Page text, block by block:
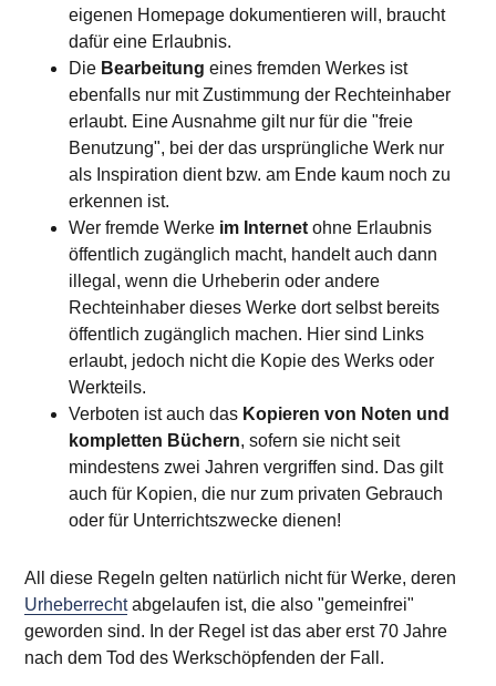
eigenen Homepage dokumentieren will, braucht
dafür eine Erlaubnis.
Die Bearbeitung eines fremden Werkes ist
ebenfalls nur mit Zustimmung der Rechteinhaber
erlaubt. Eine Ausnahme gilt nur für die "freie
Benutzung", bei der das ursprüngliche Werk nur
als Inspiration dient bzw. am Ende kaum noch zu
erkennen ist.
Wer fremde Werke im Internet ohne Erlaubnis
öffentlich zugänglich macht, handelt auch dann
illegal, wenn die Urheberin oder andere
Rechteinhaber dieses Werke dort selbst bereits
öffentlich zugänglich machen. Hier sind Links
erlaubt, jedoch nicht die Kopie des Werks oder
Werkteils.
Verboten ist auch das Kopieren von Noten und
kompletten Büchern, sofern sie nicht seit
mindestens zwei Jahren vergriffen sind. Das gilt
auch für Kopien, die nur zum privaten Gebrauch
oder für Unterrichtszwecke dienen!
All diese Regeln gelten natürlich nicht für Werke, deren
Urheberrechtabgelaufen ist, die also "gemeinfrei"
geworden sind. In der Regel ist das aber erst 70 Jahre
nach dem Tod des Werkschöpfenden der Fall.